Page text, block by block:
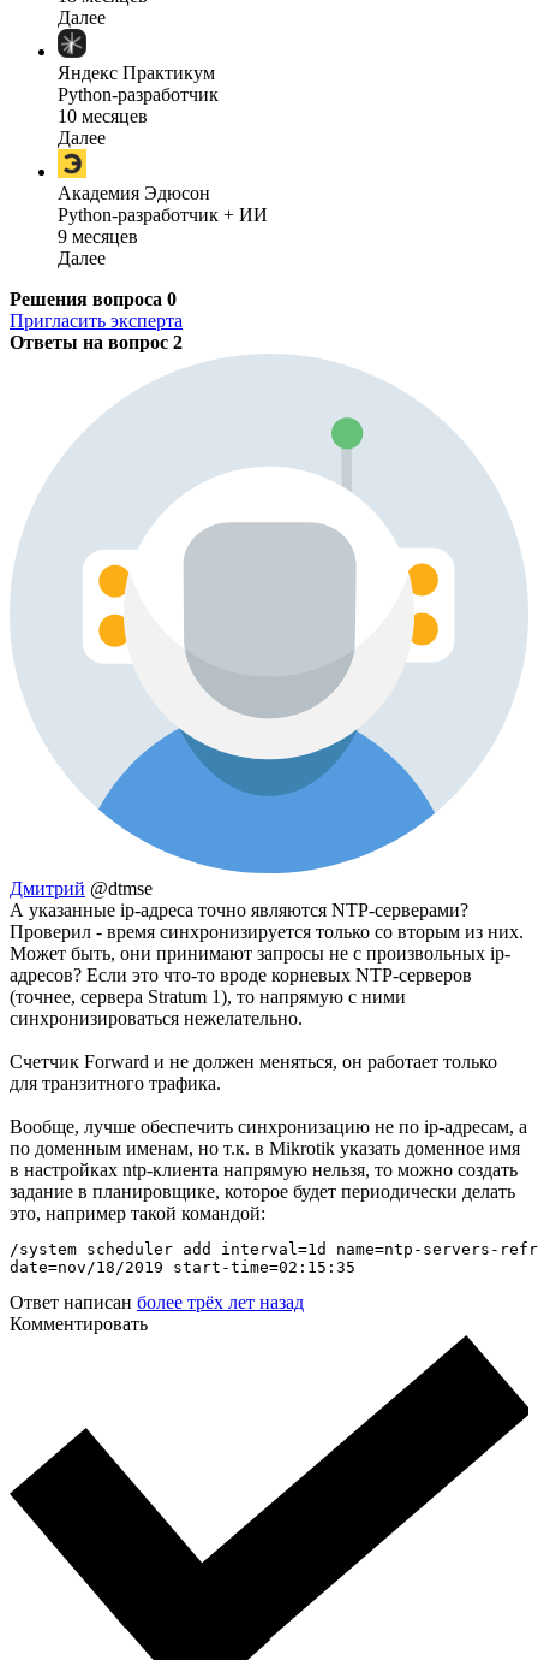
Далее
Яндекс Практикум
Python-разработчик
10 месяцев
Далее
Академия Эдюсон
Python-разработчик + ИИ
9 месяцев
Далее
Решения вопроса 0
Пригласить эксперта
Ответы на вопрос 2
Дмитрий @dtmse
А указанные ip-адреса точно являются NTP-серверами?
Проверил - время синхронизируется только со вторым из них.
Может быть, они принимают запросы не с произвольных ip-
адресов? Если это что-то вроде корневых NTP-серверов
(точнее, сервера Stratum 1), то напрямую с ними
синхронизироваться нежелательно.
Счетчик Forward и не должен меняться, он работает только
для транзитного трафика.
Вообще, лучше обеспечить синхронизацию не по ip-адресам, а
по доменным именам, но т.к. в Mikrotik указать доменное имя
в настройках ntp-клиента напрямую нельзя, то можно создать
задание в планировщике, которое будет периодически делать
это, например такой командой:
/system scheduler add interval=1d name=ntp-
date=nov/18/2019 start-time=02:15:35
Ответ написан более трёх лет назад
Комментировать